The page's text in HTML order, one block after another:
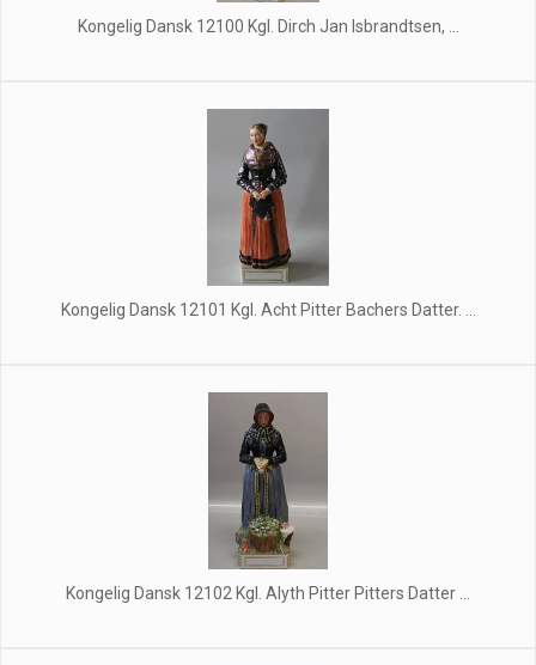
Kongelig Dansk 12100 Kgl. Dirch Jan Isbrandtsen, ...
Kongelig Dansk 12101 Kgl. Acht Pitter Bachers Datter. ...
Kongelig Dansk 12102 Kgl. Alyth Pitter Pitters Datter ...